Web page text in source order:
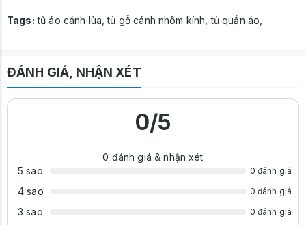
Kích thước:
êm ái
▪2 tầng tủrộng rãi, tối ưu không gian lưu trữ
▪Đèn LED âm tủ– tăng tính thẩm mỹ, dễ dàng sử dụng ban
bền đẹp theo thời gian
Sản xuất:
Tags: tủ áo cánh lùa ,tủ gỗ cánh nhôm kính ,tủ quần áo
ĐÁNH GIÁ, NHẬN XÉT
0/5
0 đánh giá & nhận xét
5 sao
0 đánh giá
4 sao 0 đánh giá
3 sao 0 đánh giá